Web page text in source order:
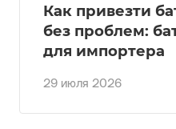
29 июля 2026
Как привезти
без проблем:
для импортера